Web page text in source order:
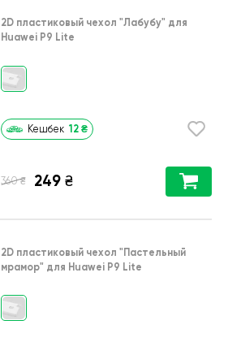
2D пластиковый чехол "Лабубу" для
Huawei P9 Lite
Кешбек 12 ₴
360 ₴ 249 ₴
2D пластиковый чехол "Пастельный
мрамор" для Huawei P9 Lite